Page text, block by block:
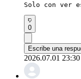
Solo con ver
0
Escribe una
2026.07.01 23:30